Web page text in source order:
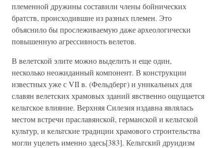
племенной дружины составили члены бойнических
братств, происходившие из разных племен. Это
объяснило бы прослеживаемую даже археологически
повышенную агрессивность велетов.
В велетской элите можно выделить и еще один,
несколько неожиданный компонент. В конструкции
известных уже с VII в. (Фельдберг) и уникальных для
славян велетских храмовых зданий явственно ощущается
кельтское влияние. Верхняя Силезия издавна являлась
местом встречи праславянской, германской и кельтской
культур, и кельтские традиции храмового строительства
могли уцелеть именно здесь[383]. Кельтский друидизм